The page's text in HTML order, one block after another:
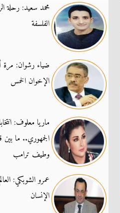
محمد سعيد: رحلة
الفلسفة
ضياء رشوان:
الإخوان الخمس
ماريا معلوف:
الجمهوري.. ما بين
وطيف ترامب
عمرو الشوبكي:
الإنسان